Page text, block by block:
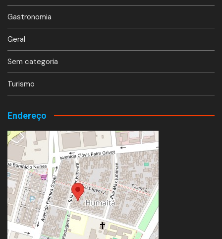
Gastronomia
Geral
Sem categoria
Turismo
Endereço